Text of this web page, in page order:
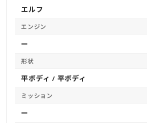
エルフ
エンジン
ー
形状
平ボディ / 平ボディ
ミッション
ー